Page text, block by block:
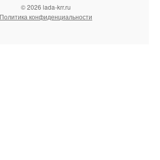
© 2026 lada-krr.ru
Политика конфиденциальности